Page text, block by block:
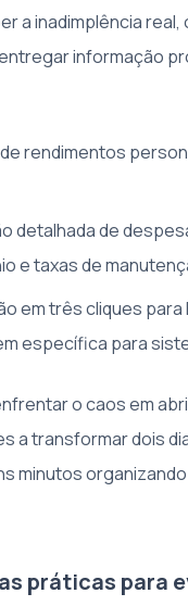
a inadimplência
informação
rendimentos
detalhada de
e taxas de
em três cliques para
específica para
o caos em
a transformar dois
minutos
práticas para